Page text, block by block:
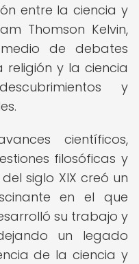
entre la ciencia y
Thomson Kelvin,
de debates
y la ciencia
y
científicos,
filosóficas y
siglo XIX creó un
en el que
su trabajo y
un legado
de la ciencia y